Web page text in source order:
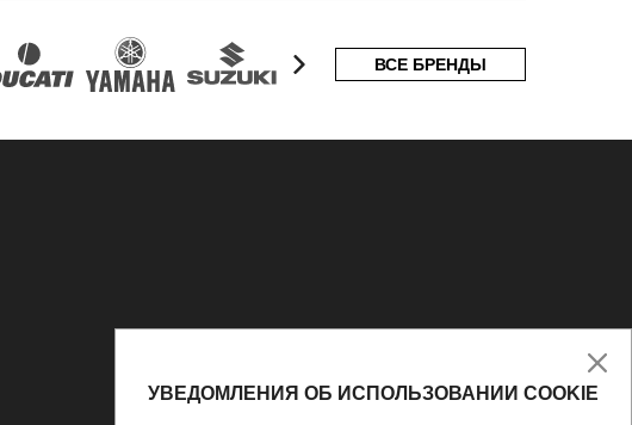
ВСЕ БРЕНДЫ
УВЕДОМЛЕНИЯ ОБ ИСПОЛЬЗОВАНИИ COOKIE